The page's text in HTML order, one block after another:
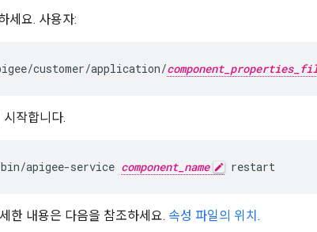
세요. 사용자:
customer/application/
작합니다.
apigee-service component_name restart
한 내용은 다음을 참조하세요. 속성 파일의 위치 .